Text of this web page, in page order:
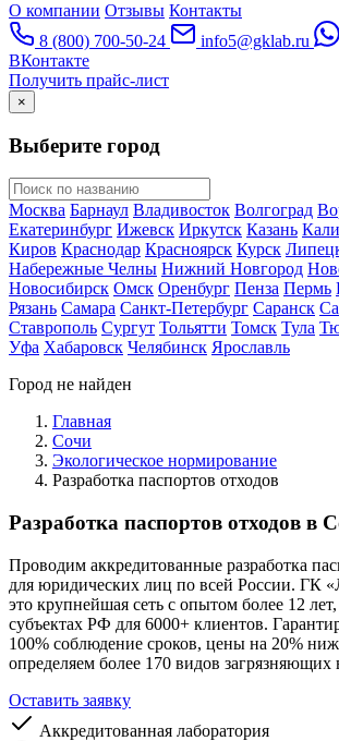
О компании Отзывы Контакты
8 (800) 700-50-24
info5@gklab.ru
ВКонтакте
Получить прайс-лист
×
Выберите город
Москва Барнаул Владивосток Волгоград
Екатеринбург Ижевск Иркутск Казань
Киров Краснодар Красноярск Курск
Набережные Челны Нижний Новгород
Новосибирск Омск Оренбург Пенза Пермь
Рязань Самара Санкт-Петербург Саранск
Ставрополь Сургут Тольятти Томск Тула
Уфа Хабаровск Челябинск Ярославль
Город не найден
Главная
Сочи
Экологическое нормирование
Разработка паспортов отходов
Разработка паспортов отходов в
Проводим аккредитованные разработка
для юридических лиц по всей России. ГК
это крупнейшая сеть с опытом более 12
субъектах РФ для 6000+ клиентов.
100% соблюдение сроков, цены на 20%
определяем более 170 видов загрязняющих
Оставить заявку
Аккредитованная лаборатория